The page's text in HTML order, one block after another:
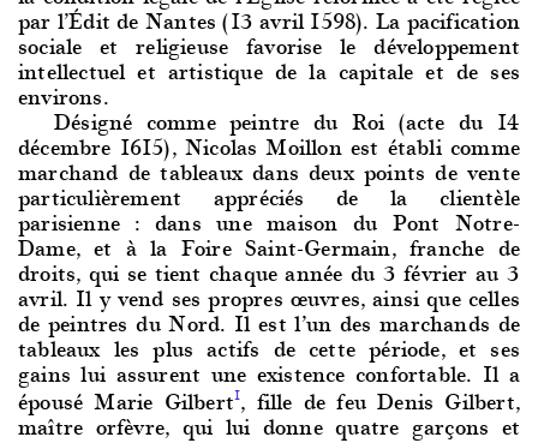
par l’Édit de Nantes (13 avril 1598). La pacification
sociale et religieuse favorise le développement
intellectuel et artistique de la capitale et de ses
environs.
Désigné comme peintre du Roi (acte du 14
décembre 1615), Nicolas Moillon est établi comme
marchand de tableaux dans deux points de vente
particulièrement appréciés de la clientèle
parisienne : dans une maison du Pont Notre-
Dame, et à la Foire Saint-Germain, franche de
droits, qui se tient chaque année du 3 février au 3
avril. Il y vend ses propres œuvres, ainsi que celles
de peintres du Nord. Il est l’un des marchands de
tableaux les plus actifs de cette période, et ses
gains lui assurent une existence confortable. Il a
épousé Marie Gilbert1, fille de feu Denis Gilbert,
maître orfèvre, qui lui donne quatre garçons et